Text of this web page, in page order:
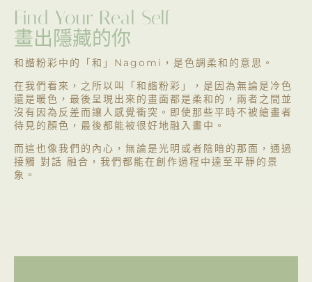
Find Your Real Self
畫出隱藏的你
和諧粉彩中的「和」Nagomi，是色調柔和的意思。
在我們看來，之所以叫「和諧粉彩」，是因為無論是冷色
還是暖色，最後呈現出來的畫面都是柔和的，兩者之間並
沒有因為反差而讓人感覺衝突。即使那些平時不被繪畫者
待見的顏色，最後都能被很好地融入畫中。
而這也像我們的內心，無論是光明或者陰暗的那面，通過
接觸 對話 融合，我們都能在創作過程中達至平靜的景
象。